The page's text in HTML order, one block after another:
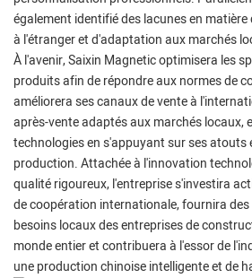
également identifié des lacunes en
à l'étranger et d'adaptation aux marchés
À l'avenir, Saixin Magnetic optimisera les
produits afin de répondre aux normes de
améliorera ses canaux de vente à
après-vente adaptés aux marchés locaux,
technologies en s'appuyant sur ses atouts
production. Attachée à l'innovation
qualité rigoureux, l'entreprise s'investira
de coopération internationale, fournira
besoins locaux des entreprises de
monde entier et contribuera à l'essor de
une production chinoise intelligente et de